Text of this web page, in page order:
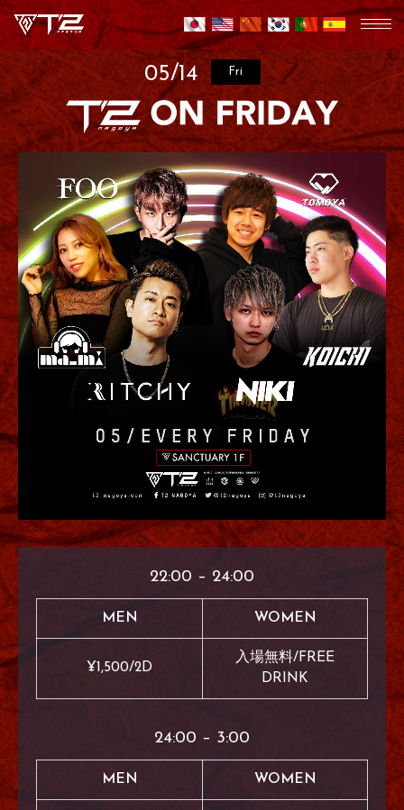
05/14 Fri
22:00 – 24:00
MEN WOMEN
¥1,500/2D
入場無料/FREE
DRINK
24:00 – 3:00
MEN WOMEN